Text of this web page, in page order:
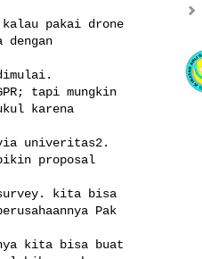
pakai drone
dengan
tapi mungkin
karena
univeritas2.
proposal
survey. kita bisa
Pak
kita bisa buat